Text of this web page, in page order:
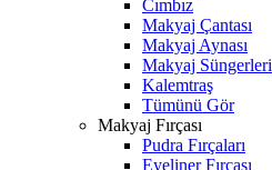
Cımbız
Makyaj Çantası
Makyaj Aynası
Makyaj Süngerleri
Kalemtraş
Tümünü Gör
Makyaj Fırçası
Pudra Fırçaları
Eyeliner Fırçası